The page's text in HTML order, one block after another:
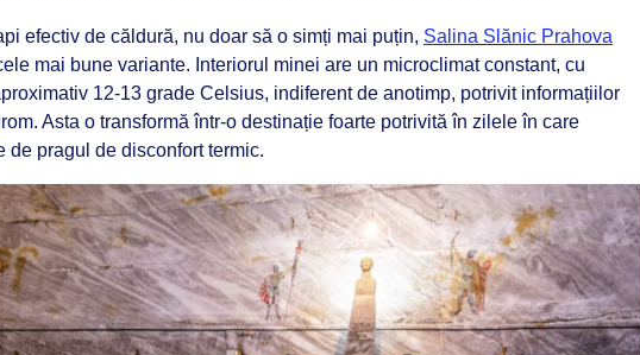
efectiv de căldură, nu doar să o simți mai puțin, Salina Slănic Prahova
mai bune variante. Interiorul minei are un microclimat constant, cu
12-13 grade Celsius, indiferent de anotimp, potrivit informațiilor
Asta o transformă într-o destinație foarte potrivită în zilele în care
de pragul de disconfort termic.